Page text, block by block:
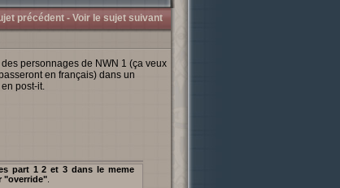
précédent - Voir le sujet suivant
des personnages de NWN 1 (ça veux
en français) dans un
post-it.
part 1 2 et 3 dans le meme
"override".